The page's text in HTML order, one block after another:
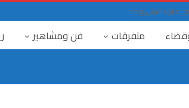
لها جيش واحد
متفرقات فن ومشاهير